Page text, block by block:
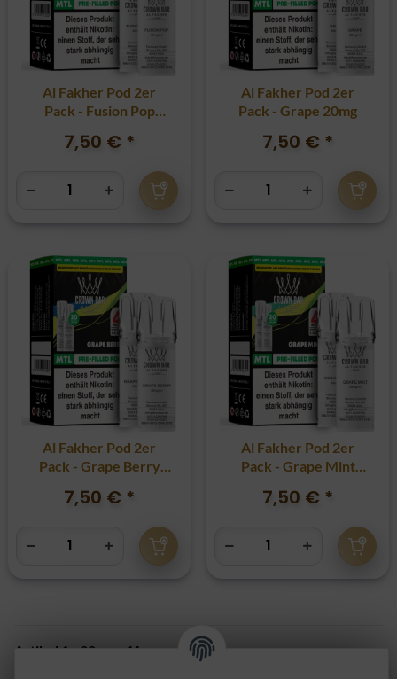
Al Fakher Pod 2er
Pack - Fusion Pop
7,50 € *
Al Fakher Pod 2er
Pack - Grape 20mg
7,50 € *
Al Fakher Pod 2er
Pack - Grape Berry
7,50 € *
Al Fakher Pod 2er
Pack - Grape Mint
7,50 € *
Artikel 1 - 20 von 41